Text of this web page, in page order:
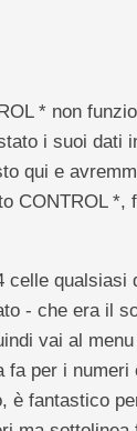
* non
i suoi dati
qui e
CONTROL *,
- che era il
vai al
fa per i
è fantastico